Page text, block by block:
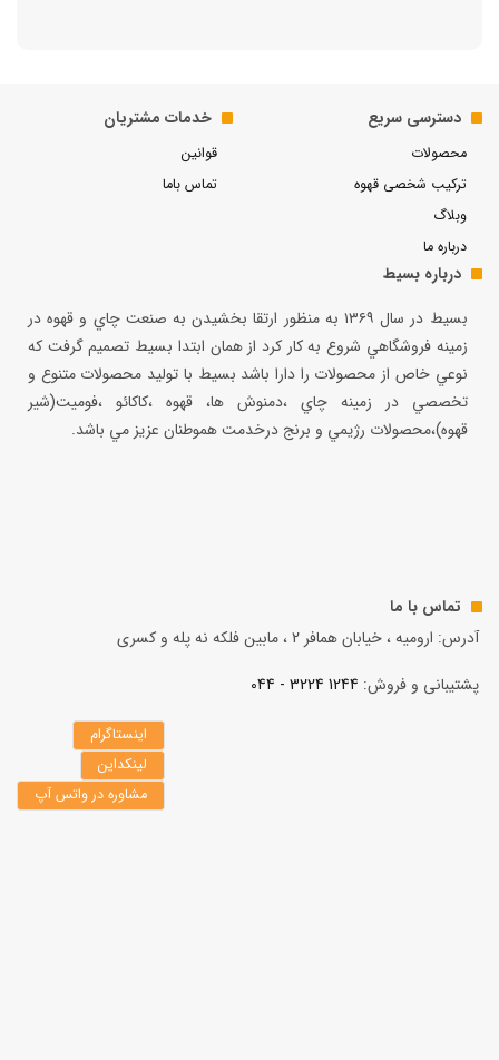
دسترسی سریع
محصولات
ترکیب شخصی قهوه
وبلاگ
درباره ما
خدمات مشتریان
قوانین
تماس باما
درباره بسیط
بسيط در سال ۱۳۶۹ به منظور ارتقا بخشيدن به صنعت چاي و قهوه در
زمينه فروشگاهي شروع به كار كرد از همان ابتدا بسيط تصميم گرفت كه
نوعي خاص از محصولات را دارا باشد بسيط با توليد محصولات متنوع و
تخصصي در زمينه چاي ،دمنوش ها، قهوه ،كاكائو ،فوميت(شير
قهوه)،محصولات رژيمي و برنج درخدمت هموطنان عزيز مي باشد.
تماس با ما
آدرس: ارومیه ، خیابان همافر 2 ، مابين فلكه نه پله و کسری
پشتیبانی و فروش: 1244 3224 - 044
اینستاگرام
لینکداین
مشاوره در واتس آپ